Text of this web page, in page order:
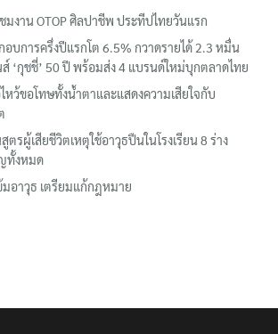
มงาน OTOP ศิลปาชีพ ประทีปไทยวันแรก
อบการครึ่งปีแรกโต 6.5% กวาดรายได้ 2.3 หมื่น
ส์ ‘กุชชี่’ 50 ปี พร้อมส่ง 4 แบรนด์ใหม่บุกตลาดไทย
หว้ขอโทษทั้งน้ำตาและแสดงความเสียใจกับ
ตรผู้เสียชีวิตเหตุใช้อาวุธปืนในโรงเรียน 8 ร่าง
ทั้งหมด